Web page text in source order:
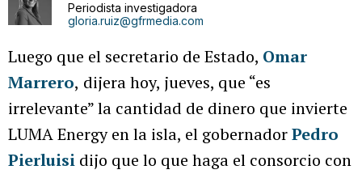
Periodista investigadora
gloria.ruiz@gfrmedia.com
Luego que el secretario de Estado, Omar
Marrero, dijera hoy, jueves, que “es
irrelevante” la cantidad de dinero que invierte
LUMA Energy en la isla, el gobernadorPedro
Pierluisi dijo que lo que haga el consorcio con